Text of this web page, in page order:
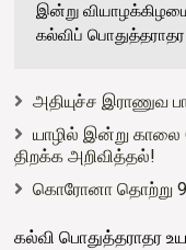
இன்று
கல்விப்
அதியுச்ச இராணுவ
யாழில் இன்று
திறக்க அறிவித்தல்!
கொரோனா தொற்று
கல்வி பொதுத்தராதர